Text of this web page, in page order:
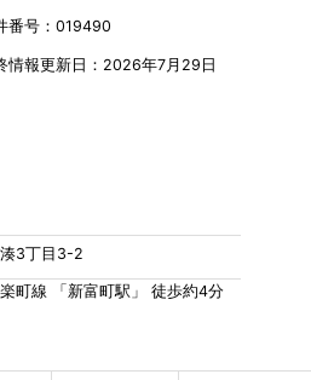
番号：019490
情報更新⽇：2026年7月29日
3丁目3-2
町線 「新富町駅」 徒歩約4分